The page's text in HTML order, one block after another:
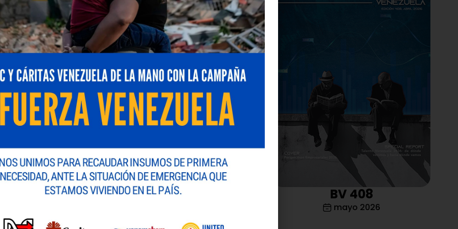
industria farmacéutica en Venezuela con más de 84 años de
con la salud y el bienestar de los pacientes venezolanos
del medicamento Neblum (sacubitrilo / valsartán),
presentación actual de 50mg; favoreciendo la eficacia clínica
por algunos pacientes. A diferencia de otras terapias
ha demostrado reducir de manera significativa el
Farma destaca la importancia de este lanzamiento en
introducir en Venezuela esta innovadora combinación de las
necesidad latente y urgente para los pacientes con
un orgullo nacional, debido a que se trata de un
portafolio cardiometabólico, reafirma su compromiso de
BV 408
mayo 2026